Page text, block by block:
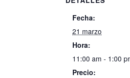
Fecha:
21 marzo
Hora:
11:00 am - 1:00
Precio: